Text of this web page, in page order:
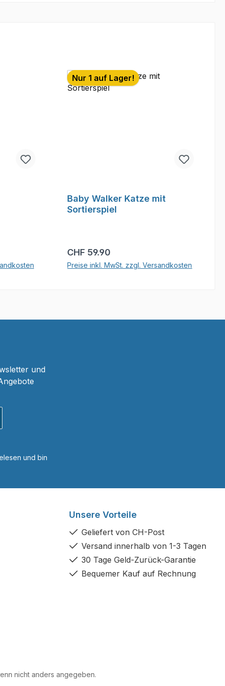
Nur 1 auf Lager!
Baby Walker Katze mit
Sortierspiel
Regulärer Preis:
CHF 59.90
Preise inkl. MwSt. zzgl. Versandkosten
und
und bin
Unsere Vorteile
Geliefert von CH-Post
Versand innerhalb von 1-3 Tagen
30 Tage Geld-Zurück-Garantie
Bequemer Kauf auf Rechnung
nicht anders angegeben.